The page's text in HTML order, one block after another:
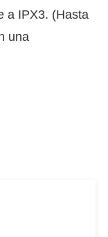
a IPX3. (Hasta
una